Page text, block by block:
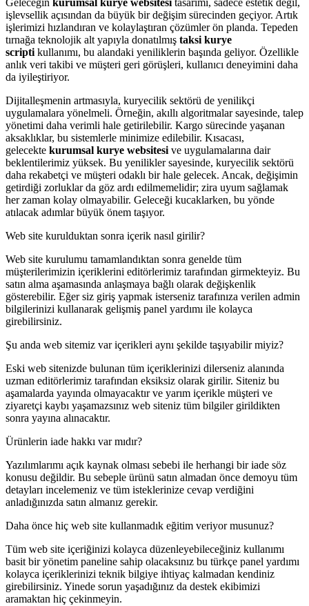
Geleceğin kurumsal kurye websitesi tasarımı, sadece estetik değil,
işlevsellik açısından da büyük bir değişim sürecinden geçiyor. Artık
işlerimizi hızlandıran ve kolaylaştıran çözümler ön planda. Tepeden
tırnağa teknolojik alt yapıyla donatılmış taksi kurye
scripti kullanımı, bu alandaki yeniliklerin başında geliyor. Özellikle
anlık veri takibi ve müşteri geri görüşleri, kullanıcı deneyimini daha
da iyileştiriyor.
Dijitalleşmenin artmasıyla, kuryecilik sektörü de yenilikçi
uygulamalara yönelmeli. Örneğin, akıllı algoritmalar sayesinde, talep
yönetimi daha verimli hale getirilebilir. Kargo sürecinde yaşanan
aksaklıklar, bu sistemlerle minimize edilebilir. Kısacası,
gelecekte kurumsal kurye websitesi ve uygulamalarına dair
beklentilerimiz yüksek. Bu yenilikler sayesinde, kuryecilik sektörü
daha rekabetçi ve müşteri odaklı bir hale gelecek. Ancak, değişimin
getirdiği zorluklar da göz ardı edilmemelidir; zira uyum sağlamak
her zaman kolay olmayabilir. Geleceği kucaklarken, bu yönde
atılacak adımlar büyük önem taşıyor.
Web site kurulduktan sonra içerik nasıl girilir?
Web site kurulumu tamamlandıktan sonra genelde tüm
müşterilerimizin içeriklerini editörlerimiz tarafından girmekteyiz. Bu
satın alma aşamasında anlaşmaya bağlı olarak değişkenlik
gösterebilir. Eğer siz giriş yapmak isterseniz tarafınıza verilen admin
bilgilerinizi kullanarak gelişmiş panel yardımı ile kolayca
girebilirsiniz.
Şu anda web sitemiz var içerikleri aynı şekilde taşıyabilir miyiz?
Eski web sitenizde bulunan tüm içeriklerinizi dilerseniz alanında
uzman editörlerimiz tarafından eksiksiz olarak girilir. Siteniz bu
aşamalarda yayında olmayacaktır ve yarım içerikle müşteri ve
ziyaretçi kaybı yaşamazsınız web siteniz tüm bilgiler girildikten
sonra yayına alınacaktır.
Ürünlerin iade hakkı var mıdır?
Yazılımlarımı açık kaynak olması sebebi ile herhangi bir iade söz
konusu değildir. Bu sebeple ürünü satın almadan önce demoyu tüm
detayları incelemeniz ve tüm isteklerinize cevap verdiğini
anladığınızda satın almanız gerekir.
Daha önce hiç web site kullanmadık eğitim veriyor musunuz?
Tüm web site içeriğinizi kolayca düzenleyebileceğiniz kullanımı
basit bir yönetim paneline sahip olacaksınız bu türkçe panel yardımı
kolayca içeriklerinizi teknik bilgiye ihtiyaç kalmadan kendiniz
girebilirsiniz. Yinede sorun yaşadığınız da destek ekibimizi
aramaktan hiç çekinmeyin.